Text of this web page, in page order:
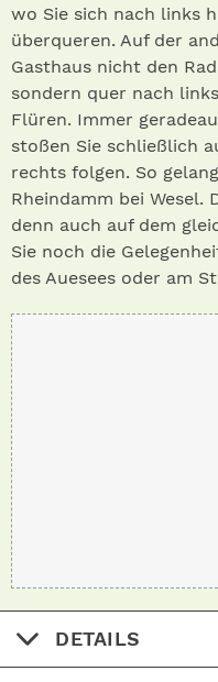
wo Sie sich nach links
überqueren. Auf der
Gasthaus nicht den
sondern quer nach
Flüren. Immer
stoßen Sie schließlich
rechts folgen. So
Rheindamm bei
denn auch auf dem
Sie noch die
des Auesees oder am
DETAILS